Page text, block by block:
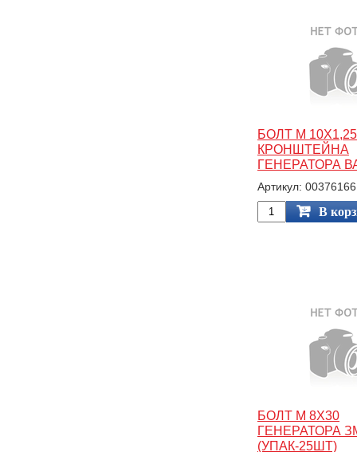
БОЛТ М
КРОНШТЕЙНА
ГЕНЕРАТОРА
Артикул: 00376166
В
БОЛТ М 8Х30
ГЕНЕРАТОРА
(УПАК-25ШТ)